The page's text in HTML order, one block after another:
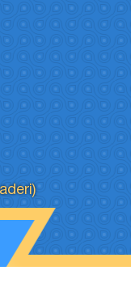
(Kay Ashkan Ardalan Afsharnaderi)